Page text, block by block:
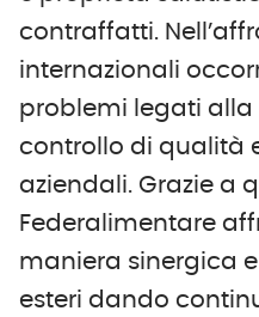
contraffatti.
internazionali
problemi legati alla
controllo di qualità
aziendali. Grazie a
Federalimentare
maniera sinergica
esteri dando